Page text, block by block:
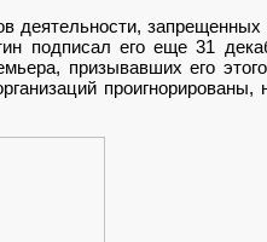
деятельности, запрещенных
подписал его еще 31
призывавших его
проигнорированы,